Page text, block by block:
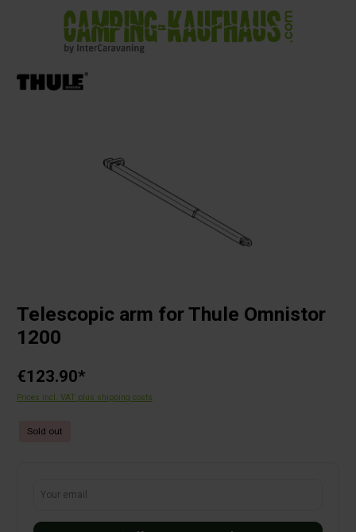
Telescopic arm for Thule Omnistor
1200
€123.90*
Prices incl. VAT plus shipping costs
Sold out